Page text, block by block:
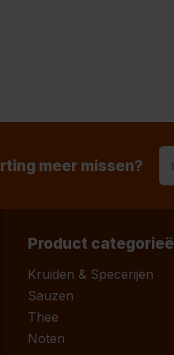
meer missen?
Product
Kruiden & Specerijen
Sauzen
Thee
Noten